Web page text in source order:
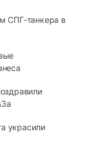
СПГ-танкера в
украсили